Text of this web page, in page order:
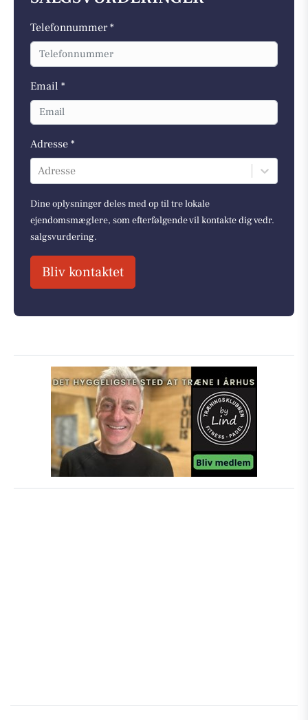
Telefonnummer *
Email *
Adresse *
Adresse
Dine oplysninger deles med op til tre lokale
ejendomsmæglere, som efterfølgende vil kontakte dig vedr.
salgsvurdering.
Bliv kontaktet